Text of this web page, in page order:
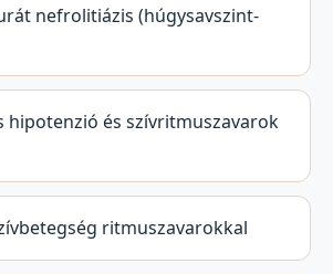
nefrolitiázis (húgysavszint-
hipotenzió és szívritmuszavarok
ritmuszavarokkal